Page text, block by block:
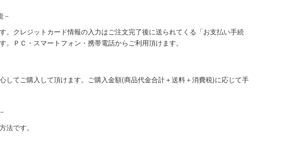
。クレジットカード情報の入力はご注文完了後に送られてくる「お支払い手続
ＰＣ・スマートフォン・携帯電話からご利用頂けます。
してご購入して頂けます。ご購入金額(商品代金合計＋送料＋消費税)に応じて手
法です。